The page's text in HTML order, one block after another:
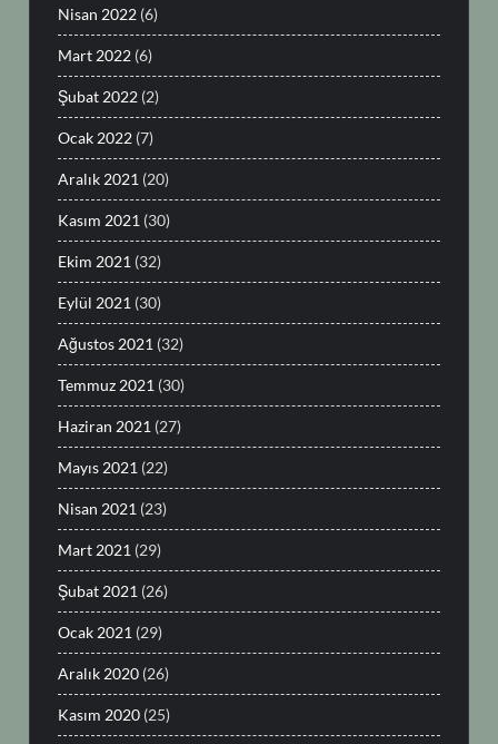
Nisan 2022 (6)
Mart 2022 (6)
Şubat 2022 (2)
Ocak 2022 (7)
Aralık 2021 (20)
Kasım 2021 (30)
Ekim 2021 (32)
Eylül 2021 (30)
Ağustos 2021 (32)
Temmuz 2021 (30)
Haziran 2021 (27)
Mayıs 2021 (22)
Nisan 2021 (23)
Mart 2021 (29)
Şubat 2021 (26)
Ocak 2021 (29)
Aralık 2020 (26)
Kasım 2020 (25)